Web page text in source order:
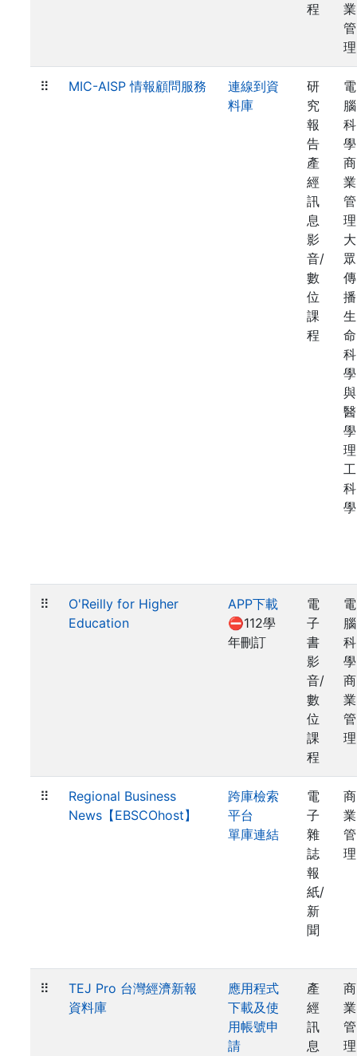
程
業
管
理
⠿ MIC-AISP 情報顧問服務
連線到資
料庫
研
究
報
告
產
經
訊
息
影
音/
數
位
課
程
電
腦
科
學
商
業
管
理
大
眾
傳
播
生
命
科
學
與
醫
學
理
工
科
學
⠿
O'Reilly for Higher
Education
APP下載
⛔112學
年刪訂
電
子
書
影
音/
數
位
課
程
電
腦
科
學
商
業
管
理
⠿
Regional Business
News【EBSCOhost】
跨庫檢索
平台
單庫連結
電
子
雜
誌
報
紙/
新
聞
商
業
管
理
⠿
TEJ Pro 台灣經濟新報
資料庫
應用程式
下載及使
用帳號申
請
產
經
訊
息
商
業
管
理